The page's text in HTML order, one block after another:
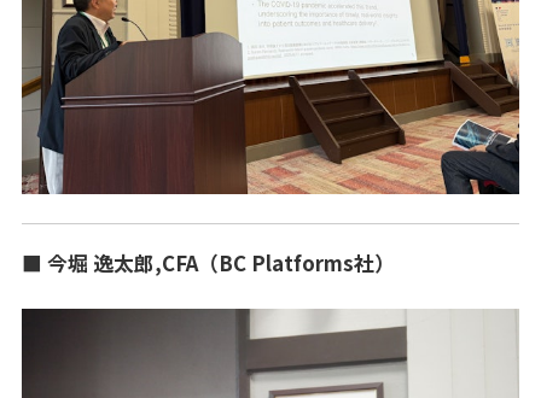
■ 今堀 逸太郎,CFA（BC Platforms社）